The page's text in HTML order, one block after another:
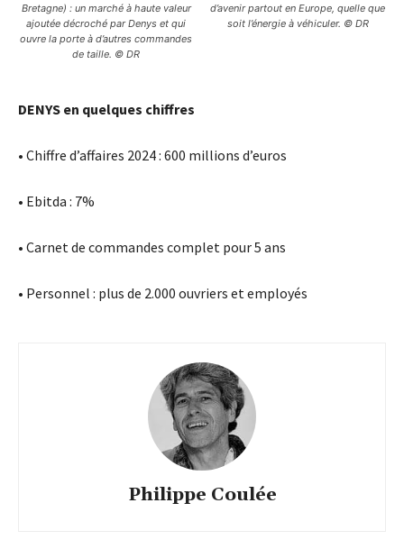
Bretagne) : un marché à haute valeur
ajoutée décroché par Denys et qui
ouvre la porte à d’autres commandes
de taille. © DR
d’avenir partout en Europe, quelle que
soit l’énergie à véhiculer. © DR
DENYS en quelques chiffres
• Chiffre d’affaires 2024 : 600 millions d’euros
• Ebitda : 7%
• Carnet de commandes complet pour 5 ans
• Personnel : plus de 2.000 ouvriers et employés
Philippe Coulée